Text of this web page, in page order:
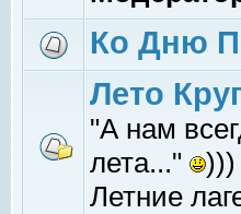
Ко Дню
Лето
"А нам
лета..."
)))
Летние